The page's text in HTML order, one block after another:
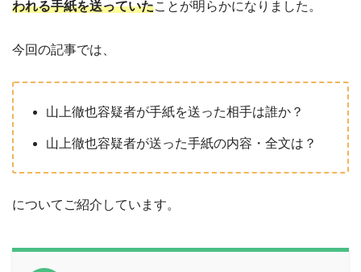
われる手紙を送っていたことが明らかになりました。
今回の記事では、
山上徹也容疑者が手紙を送った相手は誰か？
山上徹也容疑者が送った手紙の内容・全文は？
についてご紹介しています。